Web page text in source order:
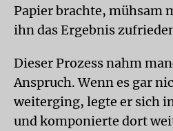
Papier brachte, mühsam
ihn das Ergebnis
Dieser Prozess nahm
Anspruch. Wenn es gar
weiterging, legte er sich
und komponierte dort